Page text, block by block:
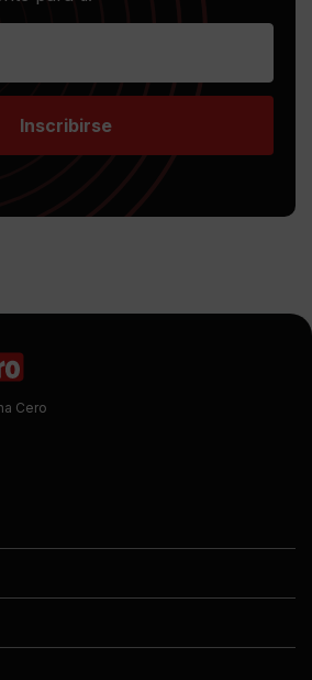
Inscribirse
Cero